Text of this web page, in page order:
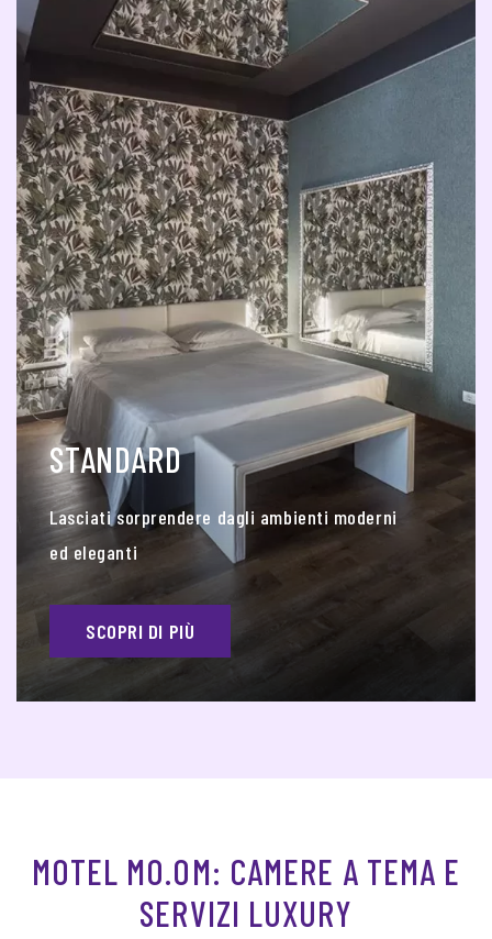
STANDARD
Lasciati sorprendere dagli ambienti moderni
ed eleganti
SCOPRI DI PIÙ
MOTEL MO.OM: CAMERE A TEMA E
SERVIZI LUXURY